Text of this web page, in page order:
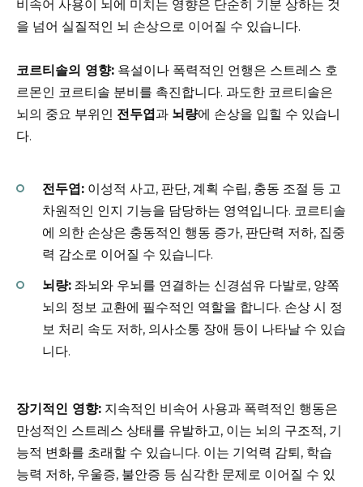
비속어 사용이 뇌에 미치는 영향은 단순히 기분 상하는 것
을 넘어 실질적인 뇌 손상으로 이어질 수 있습니다.
코르티솔의 영향: 욕설이나 폭력적인 언행은 스트레스 호
르몬인 코르티솔 분비를 촉진합니다. 과도한 코르티솔은
뇌의 중요 부위인 전두엽과 뇌량에 손상을 입힐 수 있습니
다.
전두엽: 이성적 사고, 판단, 계획 수립, 충동 조절 등 고
차원적인 인지 기능을 담당하는 영역입니다. 코르티솔
에 의한 손상은 충동적인 행동 증가, 판단력 저하, 집중
력 감소로 이어질 수 있습니다.
뇌량: 좌뇌와 우뇌를 연결하는 신경섬유 다발로, 양쪽
뇌의 정보 교환에 필수적인 역할을 합니다. 손상 시 정
보 처리 속도 저하, 의사소통 장애 등이 나타날 수 있습
니다.
장기적인 영향: 지속적인 비속어 사용과 폭력적인 행동은
만성적인 스트레스 상태를 유발하고, 이는 뇌의 구조적, 기
능적 변화를 초래할 수 있습니다. 이는 기억력 감퇴, 학습
능력 저하, 우울증, 불안증 등 심각한 문제로 이어질 수 있